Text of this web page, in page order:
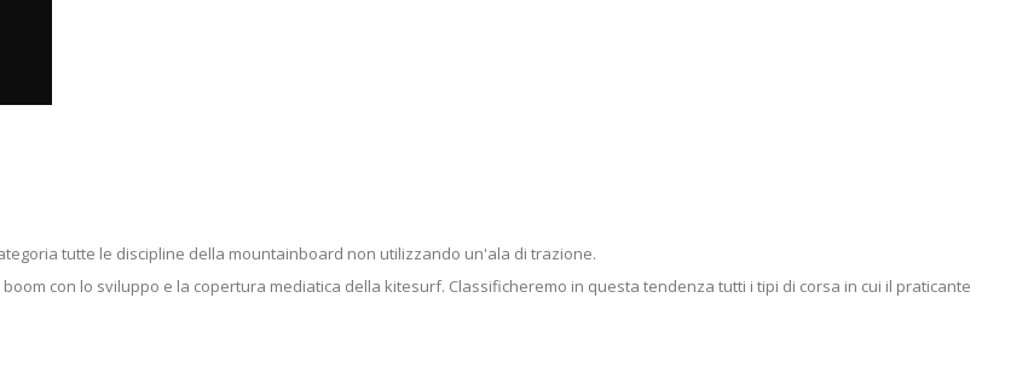
tutte le discipline della mountainboard non utilizzando un'ala di trazione.
con lo sviluppo e la copertura mediatica della kitesurf. Classificheremo in questa tendenza tutti i tipi di corsa in cui il praticante